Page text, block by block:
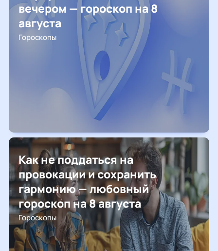
вечером — гороскоп на 8
августа
Гороскопы
Как не поддаться на
провокации и сохранить
гармонию — любовный
гороскоп на 8 августа
Гороскопы